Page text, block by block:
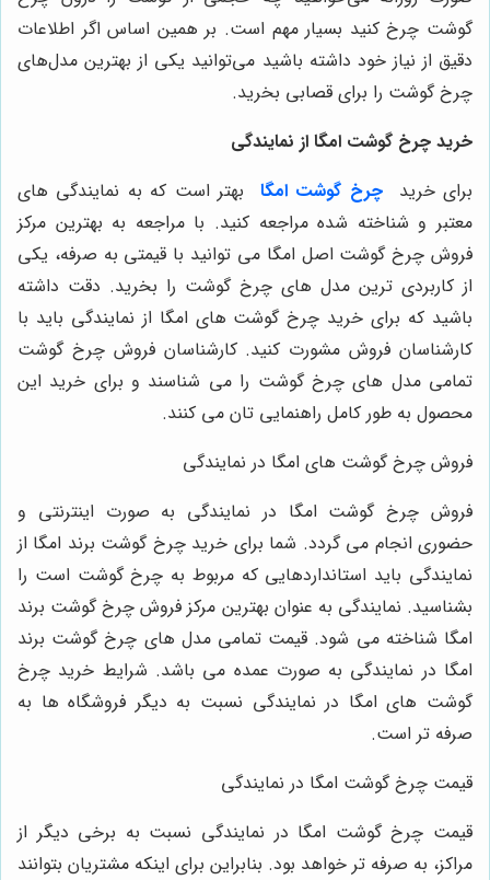
چرخ کنید بسیار مهم است. بر همین اساس اگر اطلاعات
از نیاز خود داشته باشید می‌توانید یکی از بهترین مدل‌های
گوشت را برای قصابی بخرید.
چرخ گوشت امگا از نمایندگی
خریدچرخ گوشت امگا بهتر است که به نمایندگی های
و شناخته شده مراجعه کنید. با مراجعه به بهترین مرکز
چرخ گوشت اصل امگا می توانید با قیمتی به صرفه، یکی
کاربردی ترین مدل های چرخ گوشت را بخرید. دقت داشته
که برای خرید چرخ گوشت های امگا از نمایندگی باید با
فروش مشورت کنید. کارشناسان فروش چرخ گوشت
مدل های چرخ گوشت را می شناسند و برای خرید این
به طور کامل راهنمایی تان می کنند.
چرخ گوشت های امگا در نمایندگی
چرخ گوشت امگا در نمایندگی به صورت اینترنتی و
انجام می گردد. شما برای خرید چرخ گوشت برند امگا از
باید استانداردهایی که مربوط به چرخ گوشت است را
نمایندگی به عنوان بهترین مرکز فروش چرخ گوشت برند
شناخته می شود. قیمت تمامی مدل های چرخ گوشت برند
در نمایندگی به صورت عمده می باشد. شرایط خرید چرخ
های امگا در نمایندگی نسبت به دیگر فروشگاه ها به
تر است.
چرخ گوشت امگا در نمایندگی
چرخ گوشت امگا در نمایندگی نسبت به برخی دیگر از
به صرفه تر خواهد بود. بنابراین برای اینکه مشتریان بتوانند